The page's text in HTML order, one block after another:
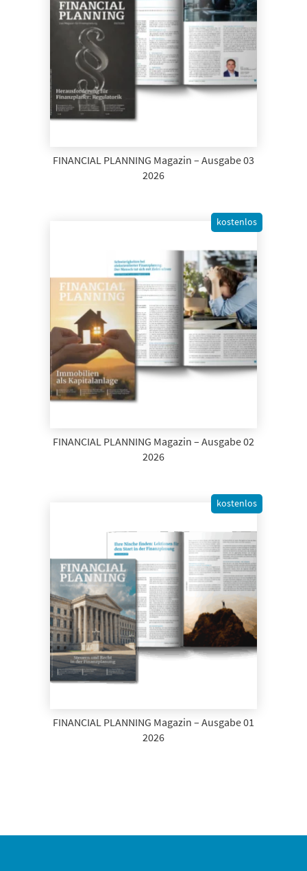
FINANCIAL PLANNING Magazin – Ausgabe 03
2026
FINANCIAL PLANNING Magazin – Ausgabe 02
2026
kostenlos
FINANCIAL PLANNING Magazin – Ausgabe 01
2026
kostenlos